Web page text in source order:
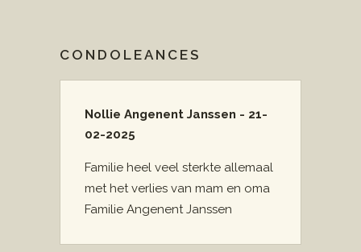
CONDOLEANCES
Nollie Angenent Janssen - 21-
02-2025
Familie heel veel sterkte allemaal
met het verlies van mam en oma
Familie Angenent Janssen